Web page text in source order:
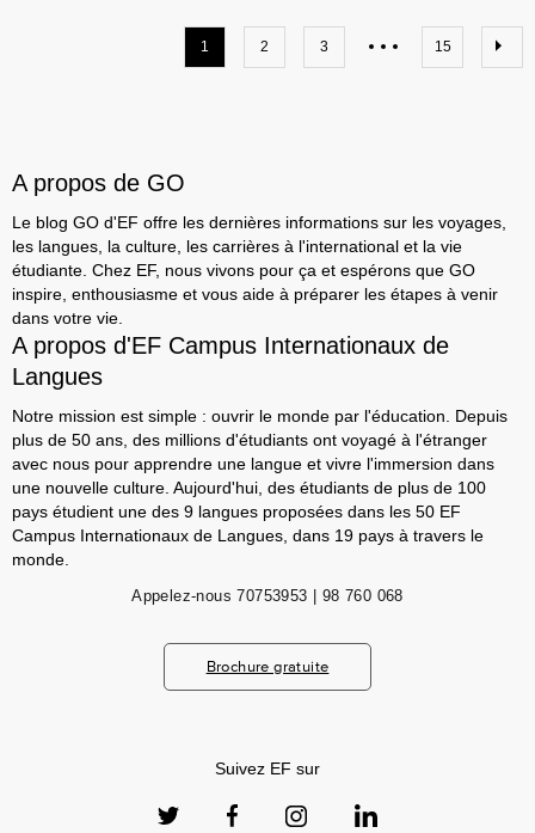
1 2 3 15
A propos de GO
Le blog GO d'EF offre les dernières informations sur les voyages,
les langues, la culture, les carrières à l'international et la vie
étudiante. Chez EF, nous vivons pour ça et espérons que GO
inspire, enthousiasme et vous aide à préparer les étapes à venir
dans votre vie.
A propos d'EF Campus Internationaux de
Langues
Notre mission est simple : ouvrir le monde par l'éducation. Depuis
plus de 50 ans, des millions d'étudiants ont voyagé à l'étranger
avec nous pour apprendre une langue et vivre l'immersion dans
une nouvelle culture. Aujourd'hui, des étudiants de plus de 100
pays étudient une des 9 langues proposées dans les 50 EF
Campus Internationaux de Langues, dans 19 pays à travers le
monde.
Appelez-nous 70753953 | 98 760 068
Brochure gratuite
Suivez EF sur